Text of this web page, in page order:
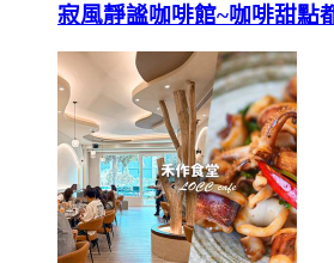
寂風靜謐咖啡館~咖啡甜點